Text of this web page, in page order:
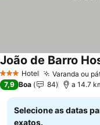
3 EstrelasHotel Varanda ou
João de Barro
7,9 Boa 84 a 14.7
Selecione as datas
exatos.